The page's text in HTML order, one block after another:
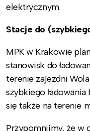
elektrycznym.
Stacje do
MPK w Krakowie
stanowisk do
terenie zajezdni
szybkiego
się także na terenie
Przypomnijmy, że w